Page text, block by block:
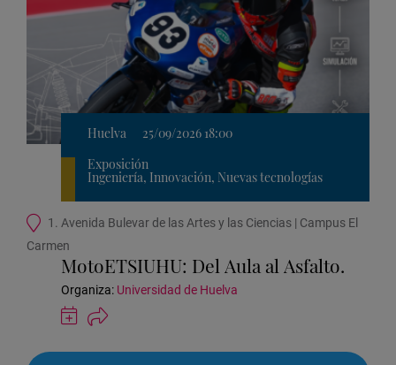
Huelva
25/09/2026 18:00
Exposición
Ingeniería, Innovación, Nuevas tecnologías
Ubicación
la
actividad
1. Avenida Bulevar de las Artes y las Ciencias | Campus El
Carmen
MotoETSIUHU: Del Aula al Asfalto.
Organiza: Universidad de Huelva
Guardar
actividad